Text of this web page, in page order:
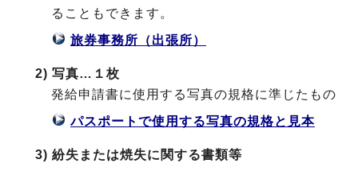
ることもできます。
旅券事務所（出張所）
2) 写真…１枚
発給申請書に使用する写真の規格に準じたもの
パスポートで使用する写真の規格と見本
3) 紛失または焼失に関する書類等